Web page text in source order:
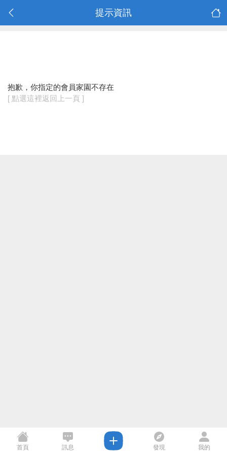
提示資訊
抱歉，你指定的會員家園不存在
[ 點選這裡返回上一頁 ]
首頁 訊息 發現 我的